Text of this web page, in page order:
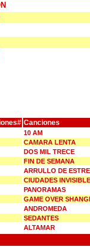
Canciones
10 AM
CAMARA LENTA
DOS MIL TRECE
FIN DE SEMANA
ARRULLO DE
CIUDADES
PANORAMAS
GAME OVER
ANDROMEDA
SEDANTES
ALTAMAR